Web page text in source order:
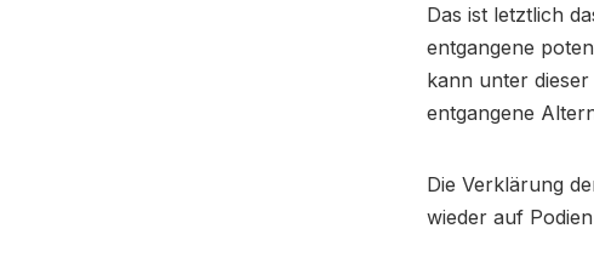
Das ist letztlich
entgangene
kann unter
entgangene
Die Verklärung
wieder auf